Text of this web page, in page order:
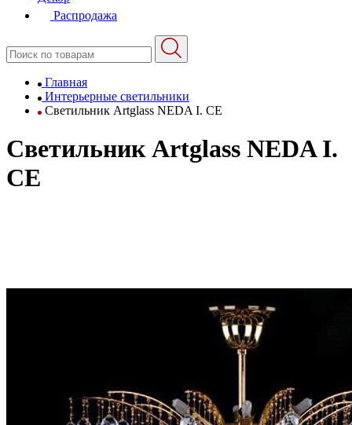
Распродажа
Главная
Интерьерные светильники
Светильник Artglass NEDA I. CE
Светильник Artglass NEDA I.
CE